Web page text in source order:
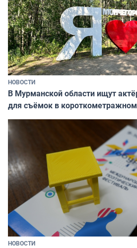
НОВОСТИ
В Мурманской области ищут
для съёмок в
НОВОСТИ